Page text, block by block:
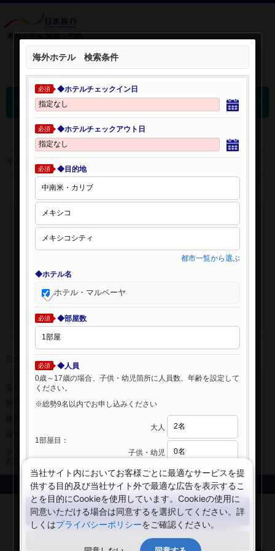
海外ホテル 検索・予約
検索条件を開く：
海外ホテル 検索結果
※表示金額はオンライン予約時の金額です。
日本旅行 トップ
旅行業登録票・約款
規約集
ニュースリリース
サイトマップ
お知らせ
Copyright © NIPPON TRAVEL AGENCY Co.,LTD. All rights reserved.
海外ホテル 検索条件
必須 ◆ホテルチェックイン日
必須 ◆ホテルチェックアウト日
必須 ◆目的地
都市一覧から選ぶ
◆ホテル名
ホテル・マルベーヤ
必須 ◆部屋数
必須
◆人員
0歳～17歳の場合、子供・幼児箇所に人員数、年齢を設定して
ください。
※総勢9名以内でお申し込みください
1部屋目：
大人
子供・幼児
検索する
閉じる
当社サイト内においてお客様ごとに最適なサービスを提
供する目的及び当社サイト外で最適な広告を表示するこ
とを目的にCookieを使用しています。Cookieの使用に
同意いただける場合は同意するを選択してください。詳
しくはプライバシーポリシーをご確認ください。